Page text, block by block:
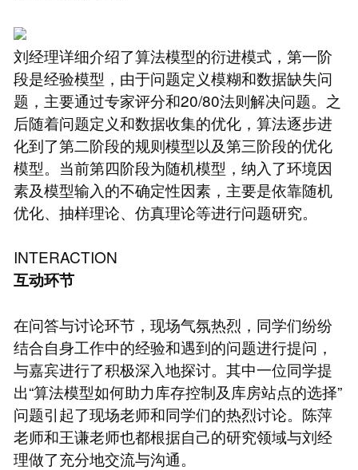
刘经理详细介绍了算法模型的衍进模式，第一阶
段是经验模型，由于问题定义模糊和数据缺失问
题，主要通过专家评分和20/80法则解决问题。之
后随着问题定义和数据收集的优化，算法逐步进
化到了第二阶段的规则模型以及第三阶段的优化
模型。当前第四阶段为随机模型，纳入了环境因
素及模型输入的不确定性因素，主要是依靠随机
优化、抽样理论、仿真理论等进行问题研究。
INTERACTION
互动环节
在问答与讨论环节，现场气氛热烈，同学们纷纷
结合自身工作中的经验和遇到的问题进行提问，
与嘉宾进行了积极深入地探讨。其中一位同学提
出“算法模型如何助力库存控制及库房站点的选择”
问题引起了现场老师和同学们的热烈讨论。陈萍
老师和王谦老师也都根据自己的研究领域与刘经
理做了充分地交流与沟通。